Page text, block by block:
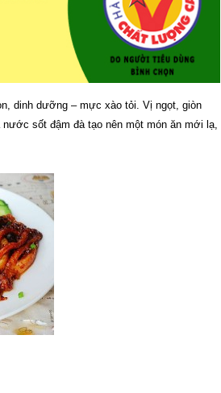
dinh dưỡng – mực xào tỏi. Vị ngọt, giòn
sốt đậm đà tạo nên một món ăn mới lạ,